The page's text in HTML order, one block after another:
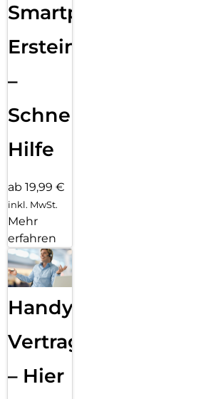
Smartphone
Ersteinrichtung
–
Schnelle
Hilfe
ab 19,99 €
inkl. MwSt.
Mehr
erfahren
Handy
Vertragsabwicklung
– Hier